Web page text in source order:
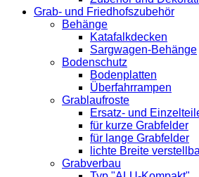
Grab- und Friedhofszubehör
Behänge
Katafalkdecken
Sargwagen-Behänge
Bodenschutz
Bodenplatten
Überfahrrampen
Grablaufroste
Ersatz- und
für kurze Grabfelder
für lange Grabfelder
lichte Breite
Grabverbau